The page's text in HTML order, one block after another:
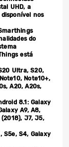
UHD, a
nos
do
está
Ultra, S20,
Note10+,
A20, A20s,
8.1: Galaxy
A9, A8,
(2018), J7, J5,
S5e, S4, Galaxy